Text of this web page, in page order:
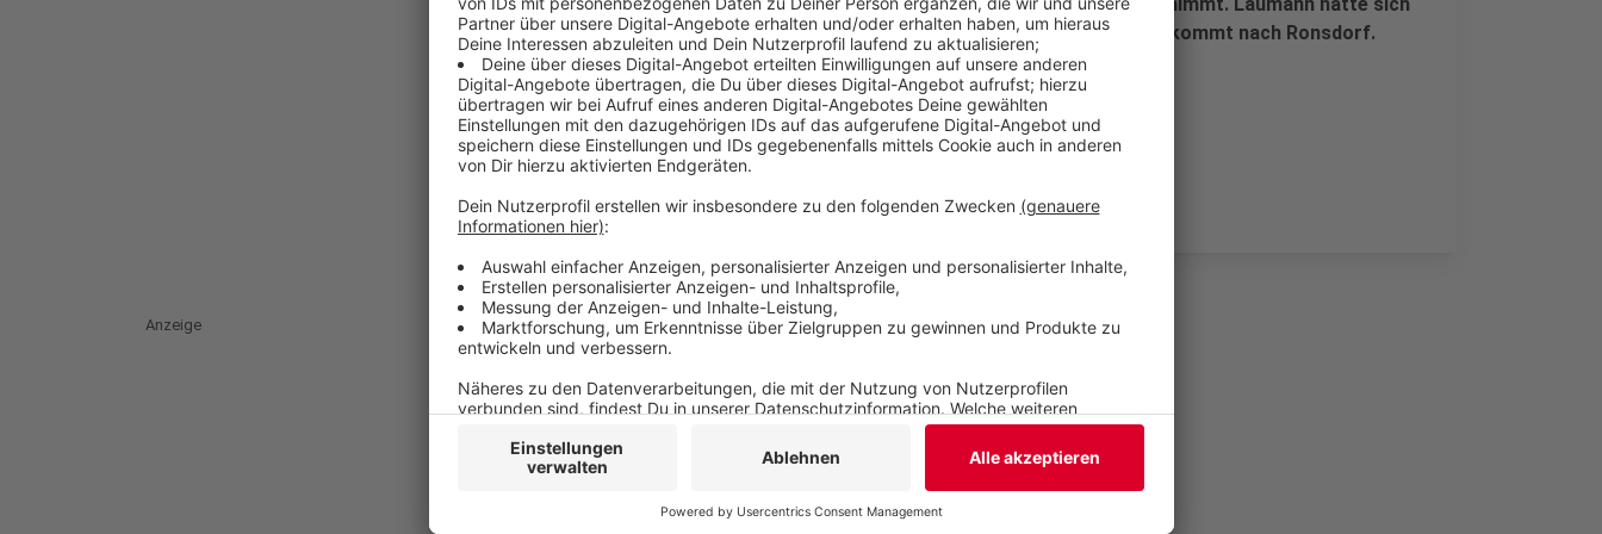
allerdings schon mehrfach eindeutig geäußert: Die Forensik kommt nach Ronsdorf.
Veröffentlicht: Donnerstag, 14.05.2020 15:17
Anzeige
Anzeige